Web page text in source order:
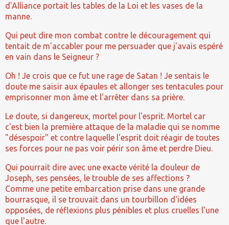
d'Alliance portait les tables de la Loi et les vases de la
manne.
Qui peut dire mon combat contre le découragement qui
tentait de m'accabler pour me persuader que j'avais espéré
en vain dans le Seigneur ?
Oh ! Je crois que ce fut une rage de Satan ! Je sentais le
doute me saisir aux épaules et allonger ses tentacules pour
emprisonner mon âme et l'arrêter dans sa prière.
Le doute, si dangereux, mortel pour l'esprit. Mortel car
c'est bien la première attaque de la maladie qui se nomme
"désespoir" et contre laquelle l'esprit doit réagir de toutes
ses forces pour ne pas voir périr son âme et perdre Dieu.
Qui pourrait dire avec une exacte vérité la douleur de
Joseph, ses pensées, le trouble de ses affections ?
Comme une petite embarcation prise dans une grande
bourrasque, il se trouvait dans un tourbillon d'idées
opposées, de réflexions plus pénibles et plus cruelles l'une
que l'autre.